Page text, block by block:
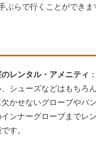
ぶらで行くことができま
のレンタル・アメニティ
、シューズなどはもちろ
欠かせないグローブやバ
インナーグローブまでレ
す。